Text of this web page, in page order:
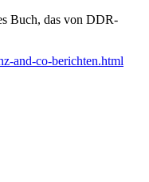
Buch, das von DDR-
and-co-berichten.html